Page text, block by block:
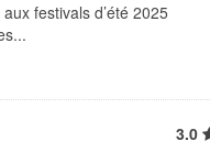
festivals d’été 2025
3.0